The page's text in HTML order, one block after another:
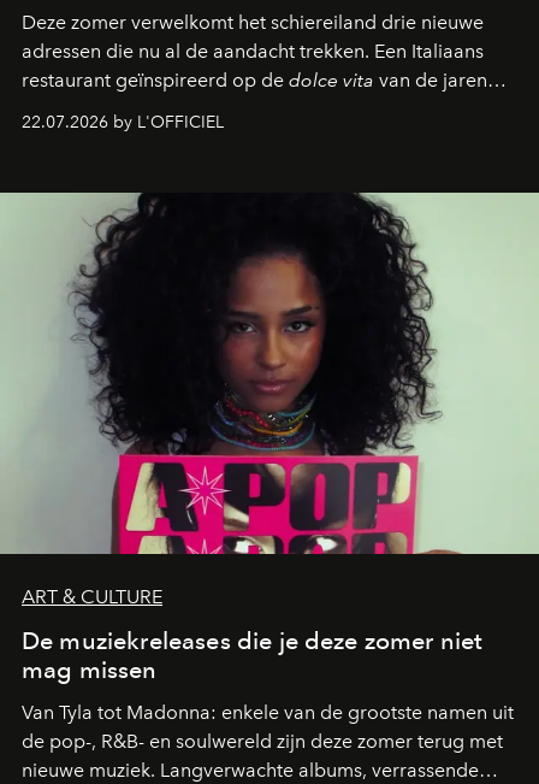
Deze zomer verwelkomt het schiereiland drie nieuwe
adressen die nu al de aandacht trekken. Een Italiaans
restaurant geïnspireerd op de dolce vita van de jaren
zestig, een Japanse hotspot die na zonsondergang
verandert in een bruisende ontmoetingsplek en de
neerstrijkt in Saint-Tropez. Dit zijn de nieuwe adressen
die deze zomer de toon zetten, van lange lunches tot
zwoele nachten.
22.07.2026 by L'OFFICIEL
ART & CULTURE
De muziekreleases die je deze zomer niet
mag missen
Van Tyla tot Madonna: enkele van de grootste namen uit
de pop-, R&B- en soulwereld zijn deze zomer terug met
nieuwe muziek. Langverwachte albums, verrassende